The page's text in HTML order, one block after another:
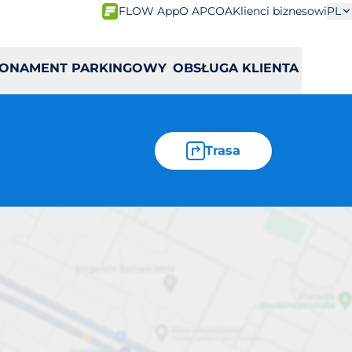
FLOW AppO APCOAKlienci biznesowiPL
PARKINGOWY OBSŁUGA KLIENTA
Trasa
16